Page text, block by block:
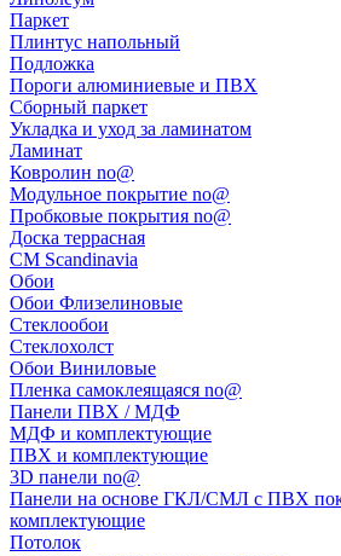
Паркет
Плинтус напольный
Подложка
Пороги алюминиевые и ПВХ
Сборный паркет
Укладка и уход за ламинатом
Ламинат
Ковролин no@
Модульное покрытие no@
Пробковые покрытия no@
Доска террасная
CM Scandinavia
Обои
Обои Флизелиновые
Стеклообои
Стеклохолст
Обои Виниловые
Пленка самоклеящаяся no@
Панели ПВХ / МДФ
МДФ и комплектующие
ПВХ и комплектующие
3D панели no@
Панели на основе ГКЛ/СМЛ с ПВХ
комплектующие
Потолок